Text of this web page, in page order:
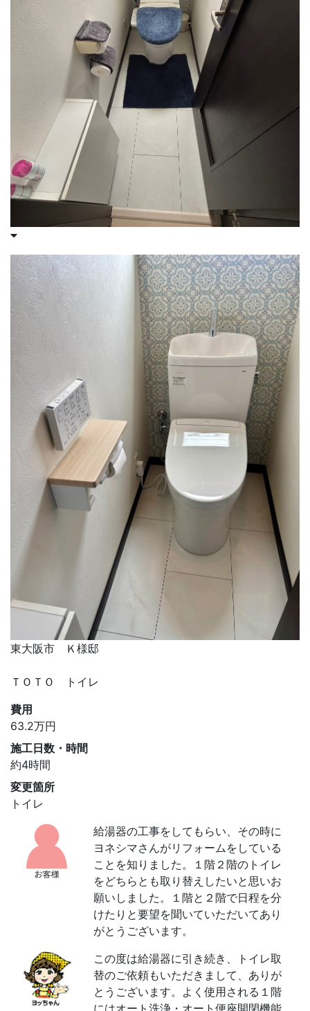
東大阪市 Ｋ様邸
ＴＯＴＯ トイレ
費用
63.2万円
施工日数・時間
約4時間
変更箇所
トイレ
給湯器の工事をしてもらい、その時に
ヨネシマさんがリフォームをしている
ことを知りました。１階２階のトイレ
をどちらとも取り替えしたいと思いお
願いしました。１階と２階で日程を分
けたりと要望を聞いていただいてあり
がとうございます。
この度は給湯器に引き続き、トイレ取
替のご依頼もいただきまして、ありが
とうございます。よく使用される１階
にはオート洗浄・オート便座開閉機能